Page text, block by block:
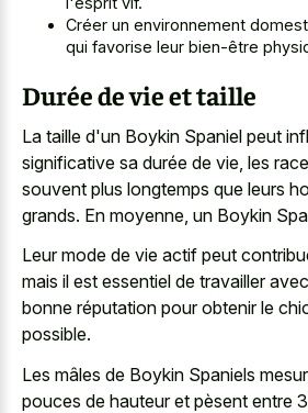
Créer un environnement
qui favorise leur bien-être
Durée de vie et taille
La taille d'un Boykin Spaniel peut
significative sa durée de vie, les
souvent plus longtemps que leurs
grands. En moyenne, un Boykin
Leur mode de vie actif peut
mais il est essentiel de travailler
bonne réputation pour obtenir le
possible.
Les mâles de Boykin Spaniels
pouces de hauteur et pèsent entre